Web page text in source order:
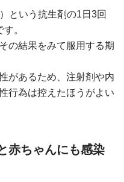
）という抗生剤の1日3回
。
の結果をみて服用する期
があるため、注射剤や内
行為は控えたほうがよい
赤ちゃんにも感染